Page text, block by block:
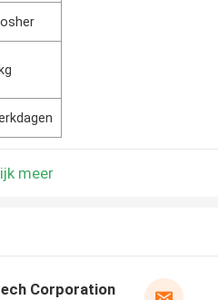
meer
Corporation